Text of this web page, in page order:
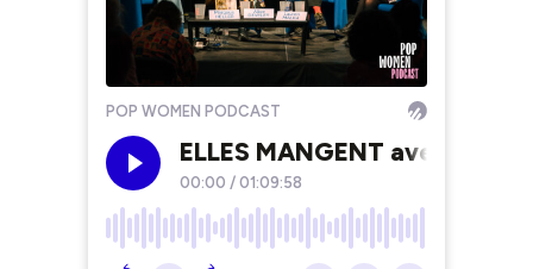
POP WOMEN PODCAST
ELLES MANGENT avec
00:00 / 01:09:58